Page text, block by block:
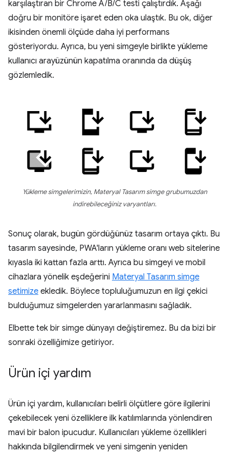
karşılaştıran bir Chrome A/B/C testi çalıştırdık. Aşağı
doğru bir monitöre işaret eden oka ulaştık. Bu ok, diğer
ikisinden önemli ölçüde daha iyi performans
gösteriyordu. Ayrıca, bu yeni simgeyle birlikte yükleme
kullanıcı arayüzünün kapatılma oranında da düşüş
gözlemledik.
Yükleme simgelerimizin, Materyal Tasarım simge grubumuzdan
indirebileceğiniz varyantları.
Sonuç olarak, bugün gördüğünüz tasarım ortaya çıktı. Bu
tasarım sayesinde, PWA'ların yükleme oranı web sitelerine
kıyasla iki kattan fazla arttı. Ayrıca bu simgeyi ve mobil
cihazlara yönelik eşdeğerini Materyal Tasarım simge
setimize ekledik. Böylece topluluğumuzun en ilgi çekici
bulduğumuz simgelerden yararlanmasını sağladık.
Elbette tek bir simge dünyayı değiştiremez. Bu da bizi bir
sonraki özelliğimize getiriyor.
Ürün içi yardım
Ürün içi yardım, kullanıcıları belirli ölçütlere göre ilgilerini
çekebilecek yeni özelliklere ilk katılımlarında yönlendiren
mavi bir balon ipucudur. Kullanıcıları yükleme özellikleri
hakkında bilgilendirmek ve yeni simgenin yeniden